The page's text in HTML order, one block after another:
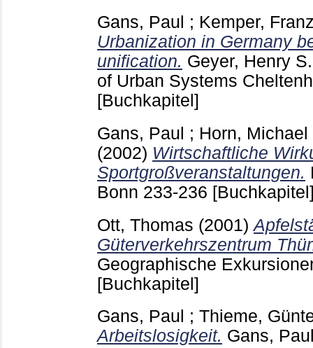
Gans, Paul ; Kemper,
Urbanization in Germany
unification. Geyer, Henry S.
of Urban Systems
[Buchkapitel]
Gans, Paul ; Horn, Michael
(2002) Wirtschaftliche
Sportgroßveranstaltungen.
Bonn 233-236
Ott, Thomas (2001)
Güterverkehrszentrum
Geographische
[Buchkapitel]
Gans, Paul ; Thieme,
Arbeitslosigkeit. Gans,